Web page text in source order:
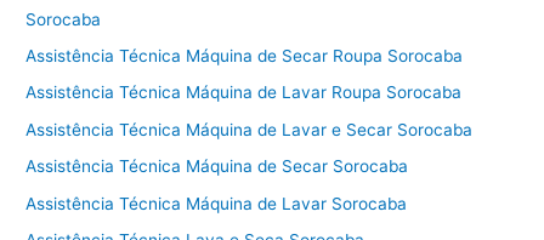
Sorocaba
Assistência Técnica Máquina de Secar Roupa Sorocaba
Assistência Técnica Máquina de Lavar Roupa Sorocaba
Assistência Técnica Máquina de Lavar e Secar Sorocaba
Assistência Técnica Máquina de Secar Sorocaba
Assistência Técnica Máquina de Lavar Sorocaba